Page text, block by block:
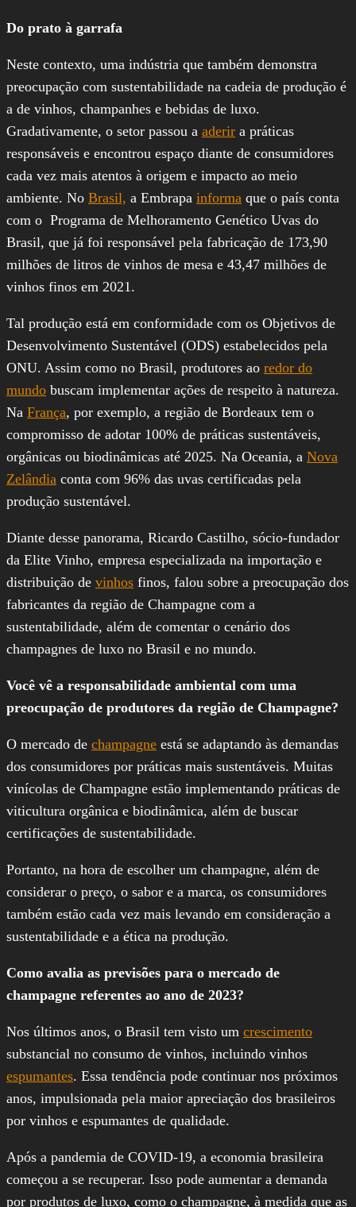
Do prato à garrafa
Neste contexto, uma indústria que também demonstra
preocupação com sustentabilidade na cadeia de produção é
a de vinhos, champanhes e bebidas de luxo.
Gradativamente, o setor passou a aderir a práticas
responsáveis e encontrou espaço diante de consumidores
cada vez mais atentos à origem e impacto ao meio
ambiente. No Brasil, a Embrapa informa que o país conta
com o Programa de Melhoramento Genético Uvas do
Brasil, que já foi responsável pela fabricação de 173,90
milhões de litros de vinhos de mesa e 43,47 milhões de
vinhos finos em 2021.
Tal produção está em conformidade com os Objetivos de
Desenvolvimento Sustentável (ODS) estabelecidos pela
ONU. Assim como no Brasil, produtores ao redor do
mundo buscam implementar ações de respeito à natureza.
Na França, por exemplo, a região de Bordeaux tem o
compromisso de adotar 100% de práticas sustentáveis,
orgânicas ou biodinâmicas até 2025. Na Oceania, a Nova
Zelândia conta com 96% das uvas certificadas pela
produção sustentável.
Diante desse panorama, Ricardo Castilho, sócio-fundador
da Elite Vinho, empresa especializada na importação e
distribuição de vinhos finos, falou sobre a preocupação dos
fabricantes da região de Champagne com a
sustentabilidade, além de comentar o cenário dos
champagnes de luxo no Brasil e no mundo.
Você vê a responsabilidade ambiental com uma
preocupação de produtores da região de Champagne?
O mercado de champagne está se adaptando às demandas
dos consumidores por práticas mais sustentáveis. Muitas
vinícolas de Champagne estão implementando práticas de
viticultura orgânica e biodinâmica, além de buscar
certificações de sustentabilidade.
Portanto, na hora de escolher um champagne, além de
considerar o preço, o sabor e a marca, os consumidores
também estão cada vez mais levando em consideração a
sustentabilidade e a ética na produção.
Como avalia as previsões para o mercado de
champagne referentes ao ano de 2023?
Nos últimos anos, o Brasil tem visto um crescimento
substancial no consumo de vinhos, incluindo vinhos
espumantes. Essa tendência pode continuar nos próximos
anos, impulsionada pela maior apreciação dos brasileiros
por vinhos e espumantes de qualidade.
Após a pandemia de COVID-19, a economia brasileira
começou a se recuperar. Isso pode aumentar a demanda
por produtos de luxo, como o champagne, à medida que as